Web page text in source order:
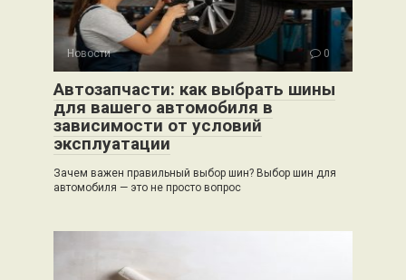
Новости 0
Автозапчасти: как выбрать шины
для вашего автомобиля в
зависимости от условий
эксплуатации
Зачем важен правильный выбор шин? Выбор шин для
автомобиля — это не просто вопрос